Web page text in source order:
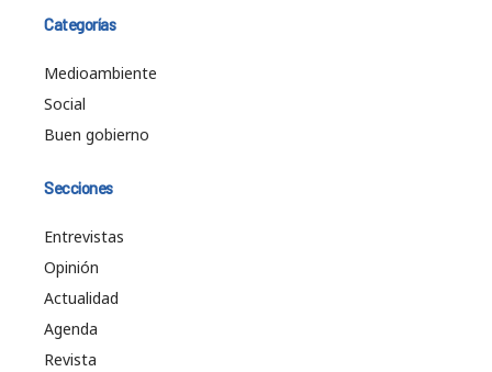
Categorías
Medioambiente
Social
Buen gobierno
Secciones
Entrevistas
Opinión
Actualidad
Agenda
Revista